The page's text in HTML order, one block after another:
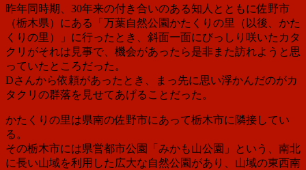
昨年同時期、30年来の付き合いのある知人とともに佐野市
（栃木県）にある「万葉自然公園かたくりの里（以後、かた
くりの里）」に行ったとき、斜面一面にびっしり咲いたカタ
クリがそれは見事で、機会があったら是非また訪れようと思
っていたところだった。
Dさんから依頼があったとき、まっ先に思い浮かんだのがカ
タクリの群落を見せてあげることだった。
かたくりの里は県南の佐野市にあって栃木市に隣接してい
る。
その栃木市には県営都市公園「みかも山公園」という、南北
に長い山域を利用した広大な自然公園があり、山域の東西南